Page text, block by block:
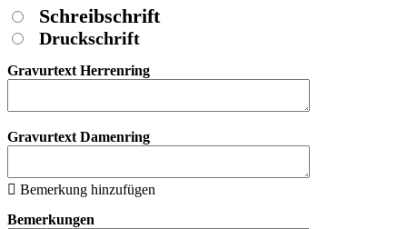
Schreibschrift
Druckschrift
Gravurtext Herrenring
Gravurtext Damenring
Bemerkung hinzufügen
Bemerkungen